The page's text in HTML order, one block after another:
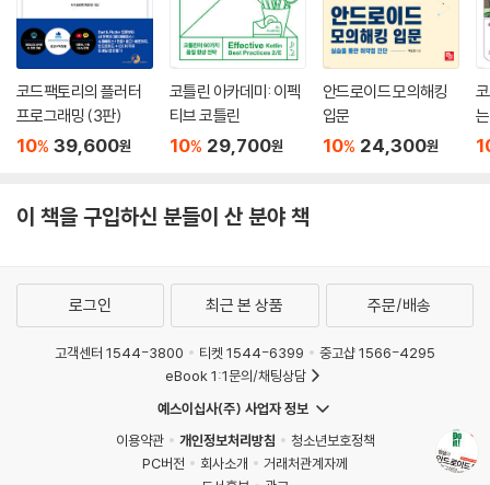
__19-1 사용자 위치 얻기
__19-2 구글 지도 활용하기
__19-3 구글 지도 앱 만들기 [Do it! 실습]
=============================
__20-1 파이어베이스 이해하기
__20-2 파이어베이스 연동하기
__20-3 인증 기능 이용하기
__20-4 회원가입과 로그인 기능 만들기 [Do it! 실습]
21장 파이어스토어, 스토리지, FCM
ㆍ Do it! 스터디룸(cafe.naver.com/doitstudyroom)에서 운영하는
‘Do it! 공부단’에 참여해 보세요. 이 책으로 공부하면서 나만의 스터디 노
트를 작성해 보고, 완독을 인증하면 책을 선물로 받을 수 있습니다.
ㆍ 이지스퍼블리싱 홈페이지(www.easyspub.co.kr)에 회원가입을 하
면 뉴스레터에서 신간과 이벤트 소식을 확인할 수 있습니다. 매달 전자책
한 권을 공개하는 이벤트도 진행합니다.
코드팩토리의 플러터
프로그래밍 (3판)
10% 39,600원
코틀린 아카데미: 이펙
티브 코틀린
10% 29,700원
안드로이드 모의해킹
입문
10% 24,300원
스
이 책을 구입하신 분들이 산 분야 책
로그인 최근 본 상품 주문/배송
고객센터 1544-3800 티켓 1544-6399
중고샵 1566-4295
eBook 1:1문의/채팅상담
예스이십사(주) 사업자 정보
이용약관
개인정보처리방침
청소년보호정책
PC버전
회사소개
거래처관계자께